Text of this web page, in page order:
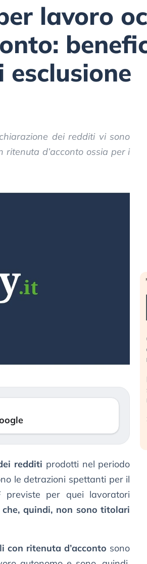
lavoro
dei redditi vi sono
ritenuta d’acconto ossia per i
redditi prodotti nel periodo
le detrazioni spettanti per il
previste per quei lavoratori
che, quindi, non sono titolari
con ritenuta d’acconto sono
mentre gli investitori retail (…)
luglio 2026